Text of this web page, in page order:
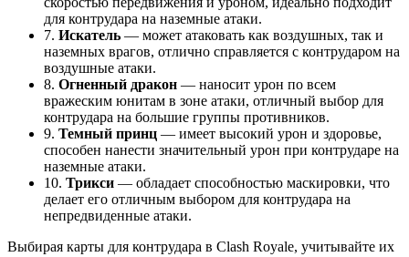
для контрудара на наземные атаки.
7. Искатель — может атаковать как воздушных, так и
наземных врагов, отлично справляется с контрударом на
воздушные атаки.
8. Огненный дракон — наносит урон по всем
вражеским юнитам в зоне атаки, отличный выбор для
контрудара на большие группы противников.
9. Темный принц — имеет высокий урон и здоровье,
способен нанести значительный урон при контрударе на
наземные атаки.
10. Трикси — обладает способностью маскировки, что
делает его отличным выбором для контрудара на
непредвиденные атаки.
Выбирая карты для контрудара в Clash Royale, учитывайте их